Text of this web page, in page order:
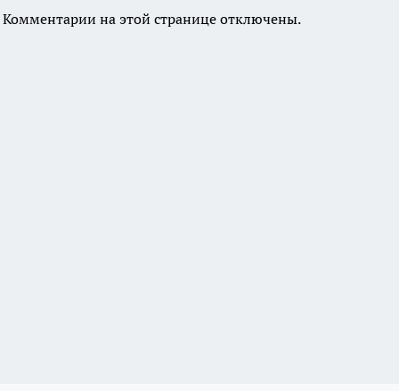
Комментарии на этой странице отключены.